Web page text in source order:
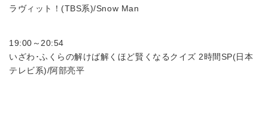
ラヴィット！(TBS系)/Snow Man
19:00～20:54
いざわ･ふくらの解けば解くほど賢くなるクイズ 2時間SP(日本
テレビ系)/阿部亮平